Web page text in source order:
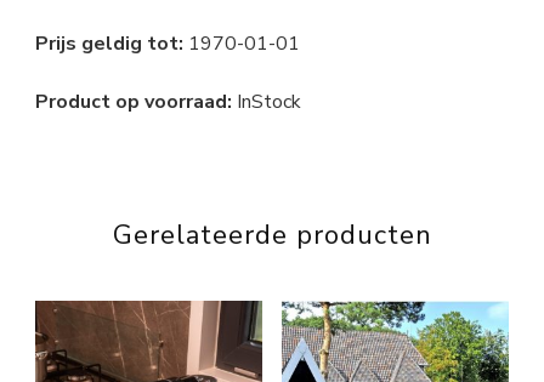
Prijs geldig tot: 1970-01-01
Product op voorraad: InStock
Gerelateerde producten